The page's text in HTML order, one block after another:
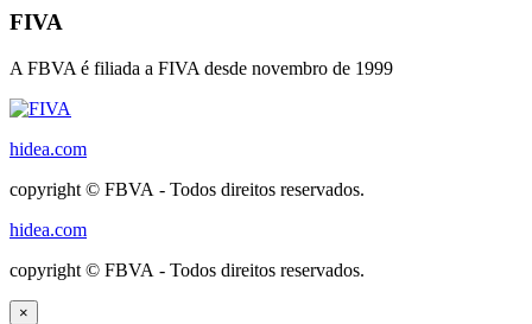
FIVA
A FBVA é filiada a FIVA desde novembro de 1999
hidea.com
copyright © FBVA - Todos direitos reservados.
hidea.com
copyright © FBVA - Todos direitos reservados.
×